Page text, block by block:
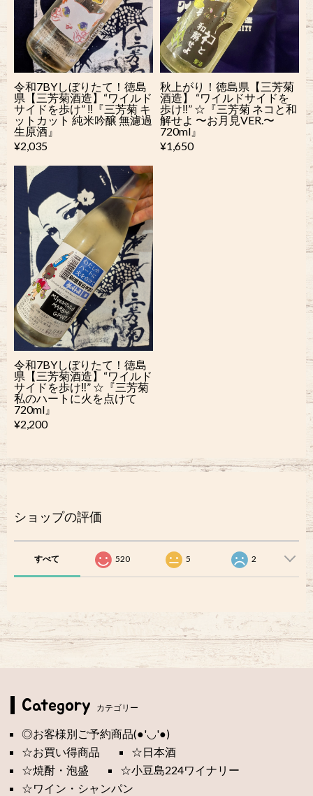
令和7BYしぼりたて！徳島
県【三芳菊酒造】“ワイルド
サイドを歩け” ‼︎『三芳菊 キ
ットカット 純米吟醸 無濾過
生原酒』
¥2,035
秋上がり！徳島県【三芳菊
酒造】 “ワイルドサイドを
歩け‼︎” ☆『三芳菊 ネコと和
解せよ 〜お月見VER.〜
720ml』
¥1,650
令和7BYしぼりたて！徳島
県【三芳菊酒造】“ワイルド
サイドを歩け‼︎” ☆『三芳菊
私のハートに火を点けて
720ml』
¥2,200
ショップの評価
すべて 520 5 2
Category カテゴリー
◎お客様別ご予約商品(●'◡'●)
☆お買い得商品
☆日本酒
☆焼酎・泡盛
☆小豆島224ワイナリー
☆ワイン・シャンパン